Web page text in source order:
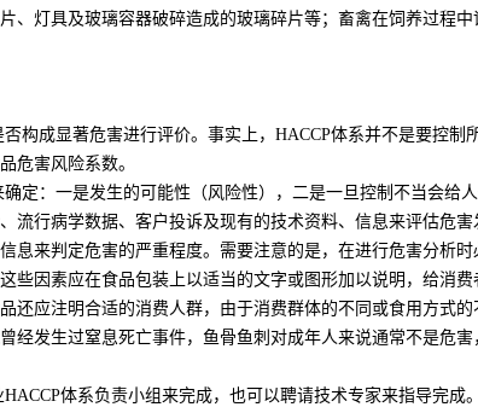
、灯具及玻璃容器破碎造成的玻璃碎片等；畜禽在饲养过程中
成显著危害进行评价。事实上，HACCP体系并不是要控制
危害风险系数。
：一是发生的可能性（风险性），二是一旦控制不当会给
流行病学数据、客户投诉及现有的技术资料、信息来评估危
息来判定危害的严重程度。需要注意的是，在进行危害分析
些因素应在食品包装上以适当的文字或图形加以说明，给消
还应注明合适的消费人群，由于消费群体的不同或食用方式
经发生过窒息死亡事件，鱼骨鱼刺对成年人来说通常不是危
体系负责小组来完成，也可以聘请技术专家来指导完成